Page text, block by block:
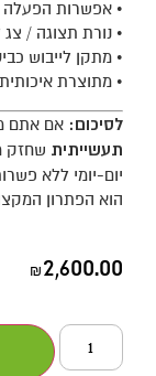
• אפשרות הפעלה
• נורת תצוגה /
• מתקן לייבוש
• מתוצרת
לסיכום: אם אתם
תעשייתית שחזק
הוא הפתרון
₪2,600.00